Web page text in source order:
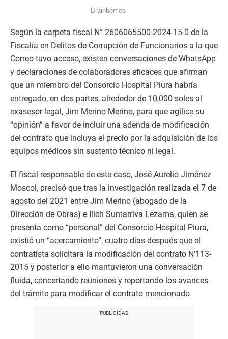
Según la carpeta fiscal N° 2606065500-2024-15-0 de la
Fiscalía en Delitos de Corrupción de Funcionarios a la que
Correo tuvo acceso, existen conversaciones de WhatsApp
y declaraciones de colaboradores eficaces que afirman
que un miembro del Consorcio Hospital Piura habría
entregado, en dos partes, alrededor de 10,000 soles al
exasesor legal, Jim Merino Merino, para que agilice su
“opinión” a favor de incluir una adenda de modificación
del contrato que incluya el precio por la adquisición de los
equipos médicos sin sustento técnico ni legal.
El fiscal responsable de este caso, José Aurelio Jiménez
Moscol, precisó que tras la investigación realizada el 7 de
agosto del 2021 entre Jim Merino (abogado de la
Dirección de Obras) e Ilich Sumarriva Lezama, quien se
presenta como “personal” del Consorcio Hospital Piura,
existió un “acercamiento”, cuatro días después que el
contratista solicitara la modificación del contrato N’113-
2015 y posterior a ello mantuvieron una conversación
fluida, concertando reuniones y reportando los avances
del trámite para modificar el contrato mencionado.